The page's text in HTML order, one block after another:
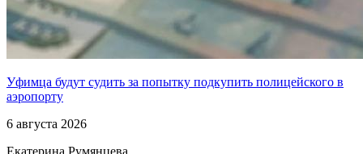
Уфимца будут судить за попытку подкупить полицейского в
аэропорту
6 августа 2026